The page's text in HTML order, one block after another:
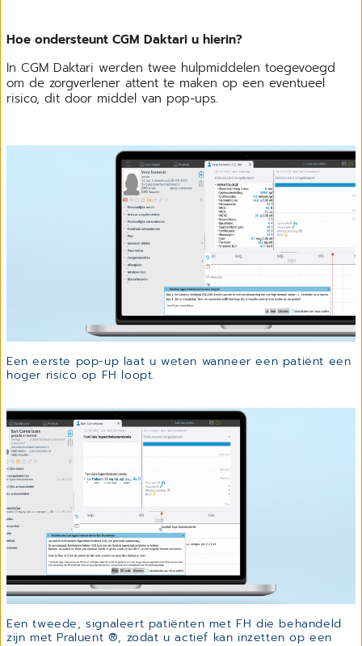
Hoe ondersteunt CGM Daktari u hierin?
In CGM Daktari werden twee hulpmiddelen toegevoegd
om de zorgverlener attent te maken op een eventueel
risico, dit door middel van pop-ups.
Een eerste pop-up laat u weten wanneer een patiënt een
hoger risico op FH loopt.
Een tweede, signaleert patiënten met FH die behandeld
zijn met Praluent ®, zodat u actief kan inzetten op een